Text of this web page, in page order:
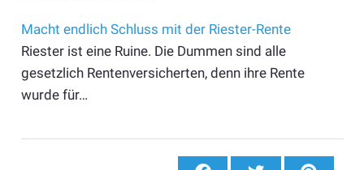
Macht endlich Schluss mit der Riester-Rente
Riester ist eine Ruine. Die Dummen sind alle
gesetzlich Rentenversicherten, denn ihre Rente
wurde für…